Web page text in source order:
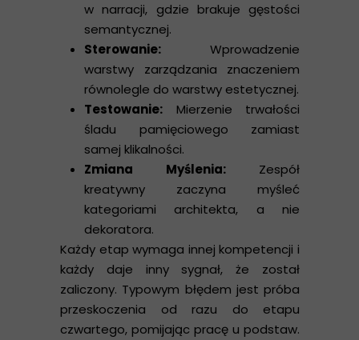
w narracji, gdzie brakuje gęstości
semantycznej.
Sterowanie: Wprowadzenie
warstwy zarządzania znaczeniem
równolegle do warstwy estetycznej.
Testowanie: Mierzenie trwałości
śladu pamięciowego zamiast
samej klikalności.
Zmiana Myślenia:Zespół
kreatywny zaczyna myśleć
kategoriami architekta, a nie
dekoratora.
Każdy etap wymaga innej kompetencji i
każdy daje inny sygnał, że został
zaliczony. Typowym błędem jest próba
przeskoczenia od razu do etapu
czwartego, pomijając pracę u podstaw.